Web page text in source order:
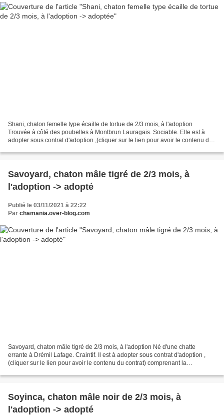
Shani, chaton femelle type écaille de tortue de 2/3 mois, à l'adoption
Trouvée à côté des poubelles à Montbrun Lauragais. Sociable. Elle est à
adopter sous contrat d'adoption ,(cliquer sur le lien pour avoir le contenu du
Savoyard, chaton mâle tigré de 2/3 mois, à
l'adoption -> adopté
Publié le 03/11/2021 à 22:22
Par chamania.over-blog.com
Savoyard, chaton mâle tigré de 2/3 mois, à l'adoption Né d'une chatte
errante à Drémil Lafage. Craintif. Il est à adopter sous contrat d'adoption ,
(cliquer sur le lien pour avoir le contenu du contrat) comprenant la
Soyinca, chaton mâle noir de 2/3 mois, à
l'adoption -> adopté